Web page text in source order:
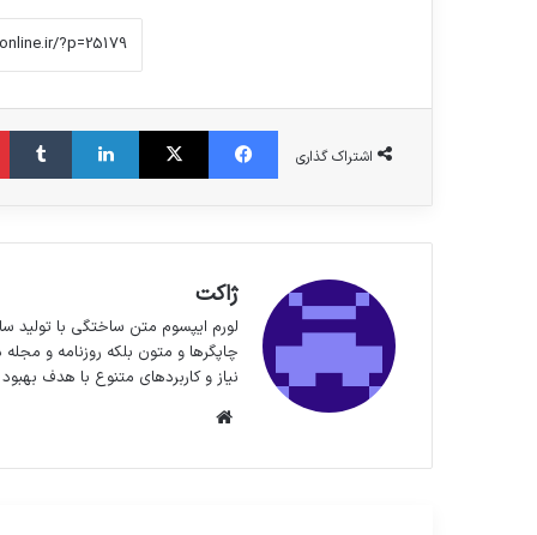
اشتراک گذاری
فیس بوک X لینکدین
ژاکت
لورم ایپسوم متن ساختگی با تولید
چاپگرها و متون بلکه روزنامه و
نیاز و کاربردهای متنوع با هدف